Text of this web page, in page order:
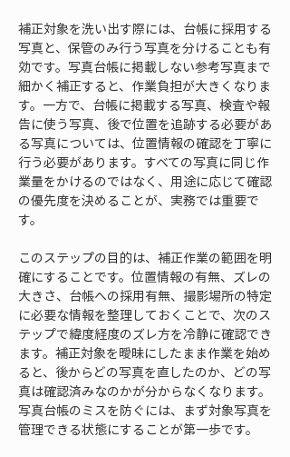
補正対象を洗い出す際には、台帳に採用する
写真と、保管のみ行う写真を分けることも有
効です。写真台帳に掲載しない参考写真まで
細かく補正すると、作業負担が大きくなりま
す。一方で、台帳に掲載する写真、検査や報
告に使う写真、後で位置を追跡する必要があ
る写真については、位置情報の確認を丁寧に
行う必要があります。すべての写真に同じ作
業量をかけるのではなく、用途に応じて確認
の優先度を決めることが、実務では重要で
す。
このステップの目的は、補正作業の範囲を明
確にすることです。位置情報の有無、ズレの
大きさ、台帳への採用有無、撮影場所の特定
に必要な情報を整理しておくことで、次のス
テップで緯度経度のズレ方を冷静に確認でき
ます。補正対象を曖昧にしたまま作業を始め
ると、後からどの写真を直したのか、どの写
真は確認済みなのかが分からなくなります。
写真台帳のミスを防ぐには、まず対象写真を
管理できる状態にすることが第一歩です。